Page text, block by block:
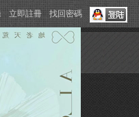
立即註冊 找回密碼